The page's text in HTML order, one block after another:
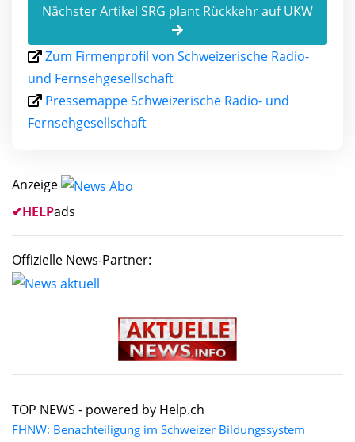
Nächster Artikel SRG plant Rückkehr auf UKW
Zum Firmenprofil von Schweizerische Radio-
und Fernsehgesellschaft
Pressemappe Schweizerische Radio- und
Fernsehgesellschaft
Anzeige
✔HELPads
Offizielle News-Partner:
TOP NEWS - powered by Help.ch
FHNW: Benachteiligung im Schweizer Bildungssystem